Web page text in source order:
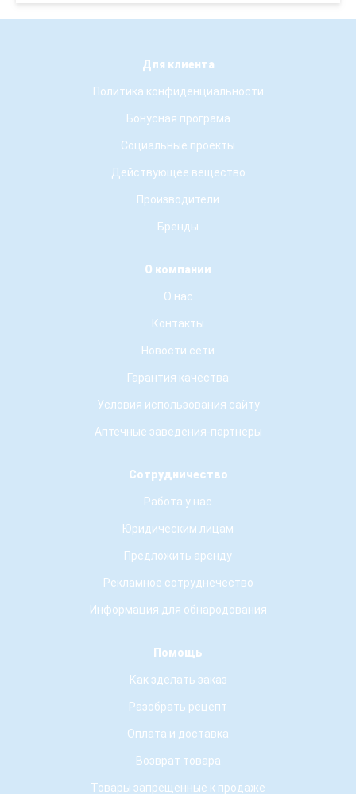
Для клиента
Политика конфиденциальности
Бонусная програма
Социальные проекты
Действующее вещество
Производители
Бренды
О компании
О нас
Контакты
Новости сети
Гарантия качества
Условия использования сайту
Аптечные заведения-партнеры
Сотрудничество
Работа у нас
Юридическим лицам
Предложить аренду
Рекламное сотруднечество
Информация для обнародования
Помощь
Как зделать заказ
Разобрать рецепт
Оплата и доставка
Возврат товара
Товары запрещенные к продаже